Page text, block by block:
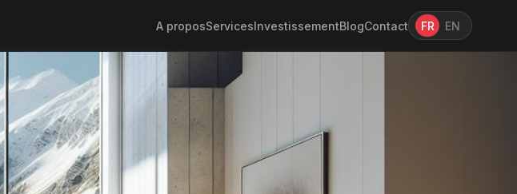
A proposServicesInvestissementBlogContact FR EN